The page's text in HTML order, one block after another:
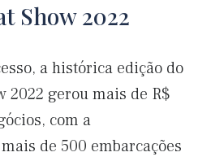
Show 2022
a histórica edição do
2022 gerou mais de R$
com a
de 500 embarcações